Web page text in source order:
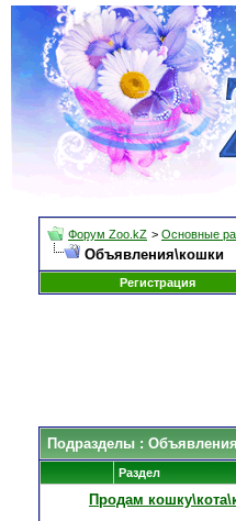
Форум Zoo.kZ > Основные
Объявления\кошки
Регистрация
Подразделы :
Раздел
Продам